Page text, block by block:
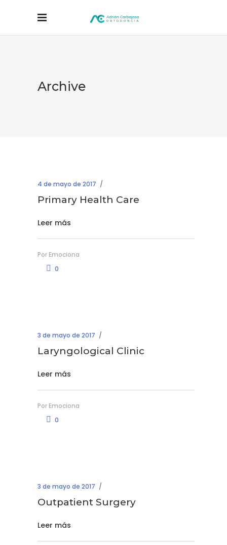
Archive
4 de mayo de 2017
Primary Health Care
Leer más
Por Emociona
0
3 de mayo de 2017
Laryngological Clinic
Leer más
Por Emociona
0
3 de mayo de 2017
Outpatient Surgery
Leer más